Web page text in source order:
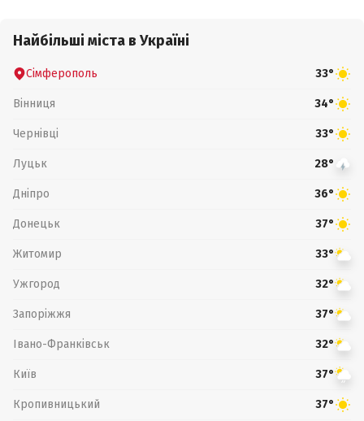
Найбільші міста в Україні
Сімферополь 33°
Вінниця 34°
Чернівці 33°
Луцьк 28°
Дніпро 36°
Донецьк 37°
Житомир 33°
Ужгород 32°
Запоріжжя 37°
Івано-Франківськ 32°
Київ 37°
Кропивницький 37°